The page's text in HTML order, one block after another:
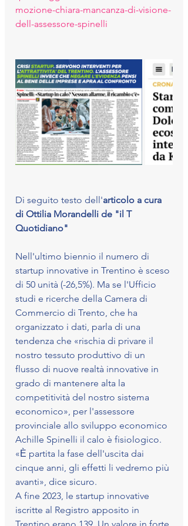
mozione-chiara-mancanza-di-visione-
dell-assessore-spinelli
Di seguito testo dell'articolo a cura
di Ottilia Morandelli de "il T
Quotidiano"
Nell'ultimo biennio il numero di
startup innovative in Trentino è sceso
di 50 unità (-26,5%). Ma se l'Ufficio
studi e ricerche della Camera di
Commercio di Trento, che ha
organizzato i dati, parla di una
tendenza che «rischia di privare il
nostro tessuto produttivo di un
flusso di nuove realtà innovative in
grado di mantenere alta la
competitività del nostro sistema
economico», per l'assessore
provinciale allo sviluppo economico
Achille Spinelli il calo è fisiologico.
«Ѐ partita la fase dell'uscita dai
cinque anni, gli effetti li vedremo più
avanti», dice sicuro.
A fine 2023, le startup innovative
iscritte al Registro apposito in